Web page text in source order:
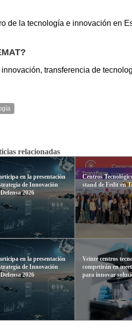
de la tecnología e innovación en
transferencia de
relacionadas
en la presentación
de Innovación
2026
en la presentación
de Innovación
2026
Centros
stand de Fedit en
Veinte centros
competirán en
para innovar